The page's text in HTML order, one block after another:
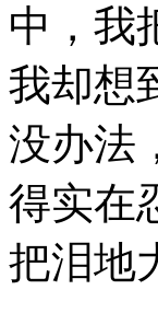
中，我
我却想
没办法
得实在
把泪地